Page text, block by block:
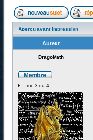
Aperçu avant impression
Auteur
DragoMath
E = mc 3 ou 4